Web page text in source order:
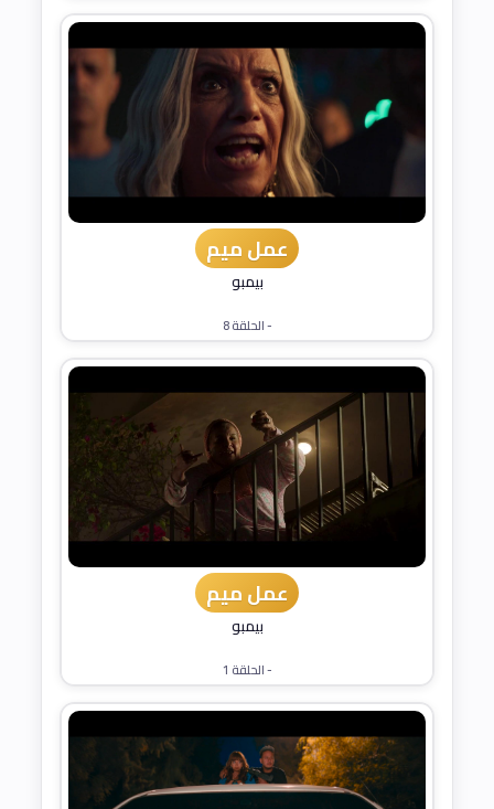
عمل ميم
بيمبو
- الحلقة 8
عمل ميم
بيمبو
- الحلقة 1